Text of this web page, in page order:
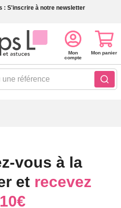
: S'inscrire à notre newsletter
une référence
Mon
compte
Mon panier
vous à la
etrecevez
10€